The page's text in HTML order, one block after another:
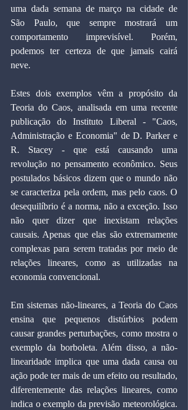
uma dada semana de março na cidade de
São Paulo, que sempre mostrará um
comportamento imprevisível. Porém,
podemos ter certeza de que jamais cairá
neve.
Estes dois exemplos vêm a propósito da
Teoria do Caos, analisada em uma recente
publicação do Instituto Liberal - "Caos,
Administração e Economia" de D. Parker e
R. Stacey - que está causando uma
revolução no pensamento econômico. Seus
postulados básicos dizem que o mundo não
se caracteriza pela ordem, mas pelo caos. O
desequilíbrio é a norma, não a exceção. Isso
não quer dizer que inexistam relações
causais. Apenas que elas são extremamente
complexas para serem tratadas por meio de
relações lineares, como as utilizadas na
economia convencional.
Em sistemas não-lineares, a Teoria do Caos
ensina que pequenos distúrbios podem
causar grandes perturbações, como mostra o
exemplo da borboleta. Além disso, a não-
linearidade implica que uma dada causa ou
ação pode ter mais de um efeito ou resultado,
diferentemente das relações lineares, como
indica o exemplo da previsão meteorológica.